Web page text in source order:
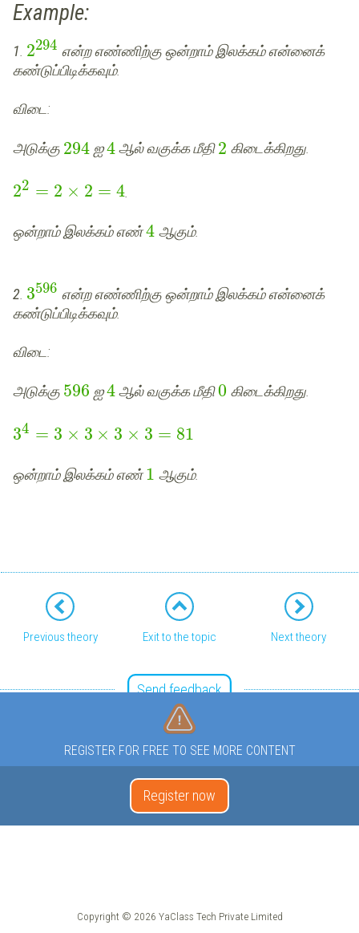
Example:
1 2294 என்ற எண்ணிற்கு ஒன்றாம் இலக்கம் என்னைக்
கண்டுப்பிடிக்கவும்.
விடை:
அடுக்கு 294 ஐ4 ஆல் வகுக்க மீதி2 கிடைக்கிறது.
22 = 2 × 2 = 4
ஒன்றாம் இலக்கம் எண்4 ஆகும்.
2 3596 என்ற எண்ணிற்கு ஒன்றாம் இலக்கம் என்னைக்
கண்டுப்பிடிக்கவும்.
விடை :
அடுக்கு 596 ஐ4 ஆல் வகுக்க மீதி0 கிடைக்கிறது.
34 = 3 × 3 × 3 × 3 = 81
ஒன்றாம் இலக்கம் எண்1 ஆகும்.
Previous theory Exit to the topic Next theory
Send feedback
REGISTER FOR FREE TO SEE MORE CONTENT
Register now
Copyright © 2026 YaClass Tech Private Limited